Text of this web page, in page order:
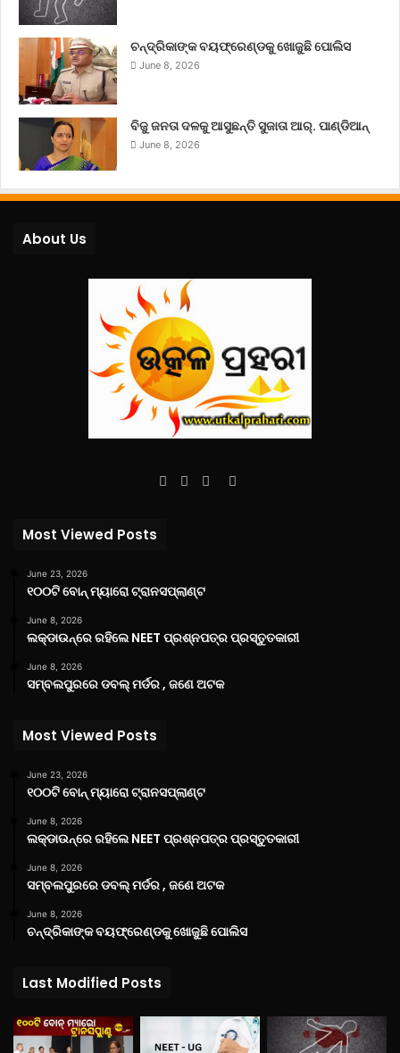
ଚନ୍ଦ୍ରିକାଙ୍କ ବୟଫ୍ରେଣ୍ଡକୁ ଖୋଜୁଛି ପୋଲିସ
June 8, 2026
ବିଜୁ ଜନତା ଦଳକୁ ଆସୁଛନ୍ତି ସୁଜାତା ଆର୍‌. ପାଣ୍ଡିଆନ୍
June 8, 2026
About Us
Facebook
TwitterYouTube
Instagram
Most Viewed Posts
June 23, 2026
୧୦୦ଟି ବୋନ୍ ମ୍ୟାରୋ ଟ୍ରାନସପ୍ଲାଣ୍ଟ
June 8, 2026
ଲକ୍‌ଡାଉନ୍‌ରେ ରହିଲେ NEET ପ୍ରଶ୍ନପତ୍ର ପ୍ରସ୍ତୁତକାରୀ
June 8, 2026
ସମ୍ବଲପୁରରେ ଡବଲ୍ ମର୍ଡର , ଜଣେ ଅଟକ
Most Viewed Posts
June 23, 2026
୧୦୦ଟି ବୋନ୍ ମ୍ୟାରୋ ଟ୍ରାନସପ୍ଲାଣ୍ଟ
June 8, 2026
ଲକ୍‌ଡାଉନ୍‌ରେ ରହିଲେ NEET ପ୍ରଶ୍ନପତ୍ର ପ୍ରସ୍ତୁତକାରୀ
June 8, 2026
ସମ୍ବଲପୁରରେ ଡବଲ୍ ମର୍ଡର , ଜଣେ ଅଟକ
June 8, 2026
ଚନ୍ଦ୍ରିକାଙ୍କ ବୟଫ୍ରେଣ୍ଡକୁ ଖୋଜୁଛି ପୋଲିସ
Last Modified Posts